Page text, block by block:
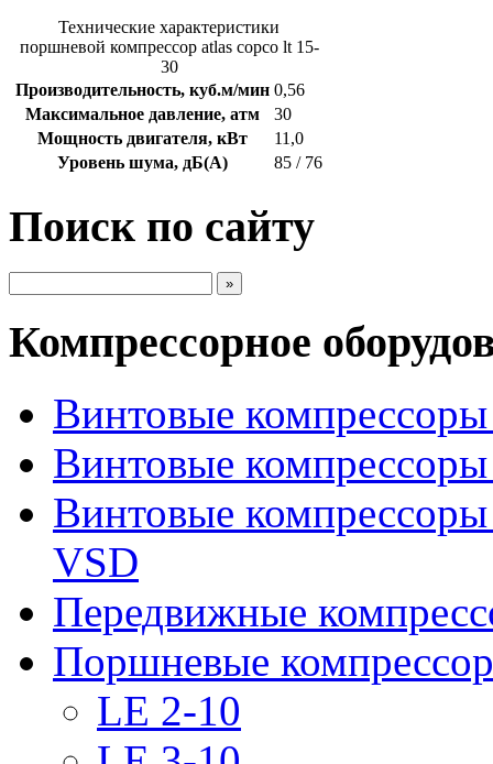
Технические характеристики
поршневой компрессор atlas copco lt 15-
30
Производительность, куб.м/мин 0,56
Максимальное давление, атм
30
Мощность двигателя, кВт
11,0
Уровень шума, дБ(А)
85 / 76
Поиск по сайту
Компрессорное
Винтовые
Винтовые
Винтовые
VSD
Передвижные
Поршневые
LE 2-10